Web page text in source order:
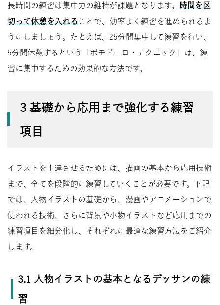
長時間の練習は集中力の維持が課題となります。 時間を区
切って休憩を入れることで、効率よく練習を進められるよ
うにしましょう。たとえば、25分間集中して練習を行い、
5分間休憩するという「ポモドーロ・テクニック」は、練
習に集中するための効果的な方法です。
3 基礎から応用まで強化する練習
項目
イラストを上達させるためには、描画の基本から応用技術
まで、全てを段階的に練習していくことが必要です。下記
では、人物イラストの基礎から、漫画やアニメーションで
使われる技術、さらに背景や小物イラストなど応用までの
練習項目を細分化し、それぞれに最適な練習方法をご紹介
します。
3.1 人物イラストの基本となるデッサンの練
習